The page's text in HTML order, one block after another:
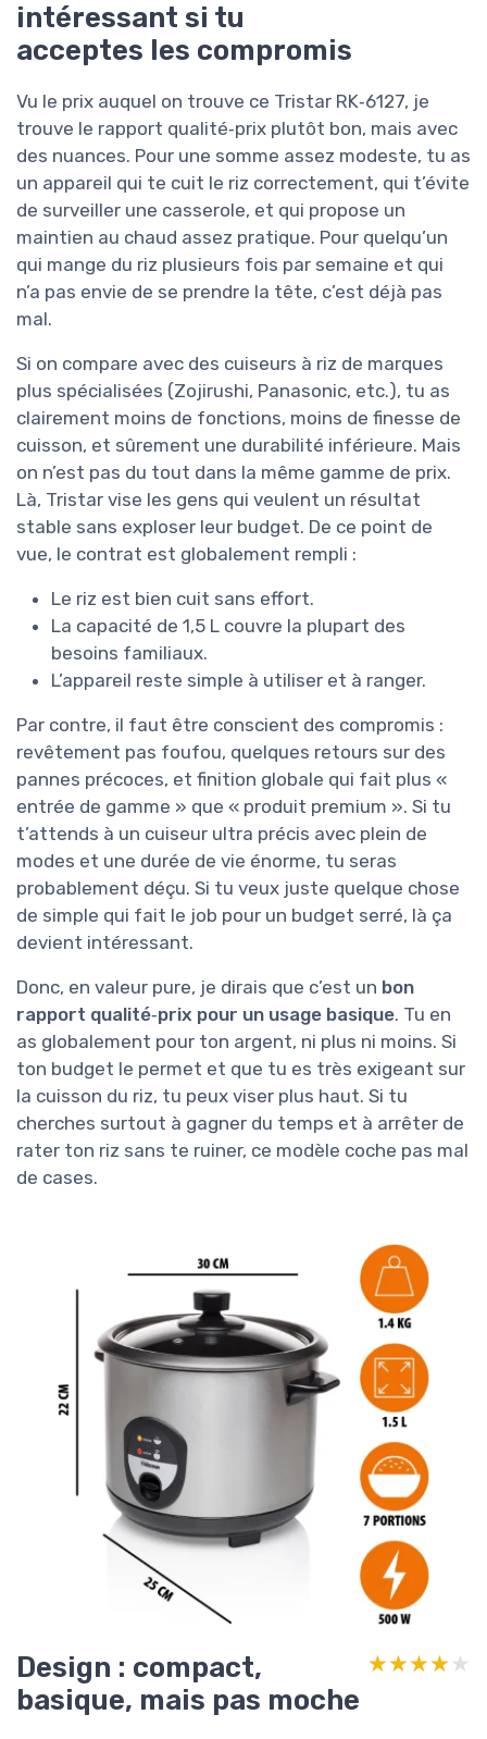
intéressant si tu
acceptes les compromis
Vu le prix auquel on trouve ce Tristar RK‑6127, je
trouve le rapport qualité‑prix plutôt bon, mais avec
des nuances. Pour une somme assez modeste, tu as
un appareil qui te cuit le riz correctement, qui t’évite
de surveiller une casserole, et qui propose un
maintien au chaud assez pratique. Pour quelqu’un
qui mange du riz plusieurs fois par semaine et qui
n’a pas envie de se prendre la tête, c’est déjà pas
mal.
Si on compare avec des cuiseurs à riz de marques
plus spécialisées (Zojirushi, Panasonic, etc.), tu as
clairement moins de fonctions, moins de finesse de
cuisson, et sûrement une durabilité inférieure. Mais
on n’est pas du tout dans la même gamme de prix.
Là, Tristar vise les gens qui veulent un résultat
stable sans exploser leur budget. De ce point de
vue, le contrat est globalement rempli :
Le riz est bien cuit sans effort.
La capacité de 1,5 L couvre la plupart des
besoins familiaux.
L’appareil reste simple à utiliser et à ranger.
Par contre, il faut être conscient des compromis :
revêtement pas foufou, quelques retours sur des
pannes précoces, et finition globale qui fait plus «
entrée de gamme » que « produit premium ». Si tu
t’attends à un cuiseur ultra précis avec plein de
modes et une durée de vie énorme, tu seras
probablement déçu. Si tu veux juste quelque chose
de simple qui fait le job pour un budget serré, là ça
devient intéressant.
Donc, en valeur pure, je dirais que c’est un bon
rapport qualité‑prix pour un usage basique. Tu en
as globalement pour ton argent, ni plus ni moins. Si
ton budget le permet et que tu es très exigeant sur
la cuisson du riz, tu peux viser plus haut. Si tu
cherches surtout à gagner du temps et à arrêter de
rater ton riz sans te ruiner, ce modèle coche pas mal
de cases.
Design : compact,
basique, mais pas moche
★★★★★
★★★★★